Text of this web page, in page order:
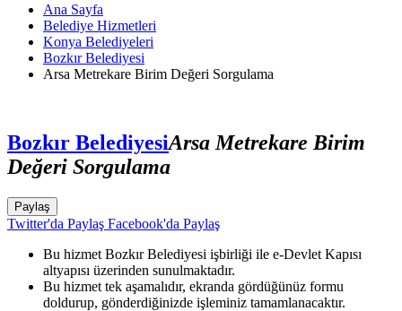
Ana Sayfa
Belediye Hizmetleri
Konya Belediyeleri
Bozkır Belediyesi
Arsa Metrekare Birim Değeri Sorgulama
Bozkır BelediyesiArsa Metrekare Birim
Değeri Sorgulama
Paylaş
Twitter'da Paylaş Facebook'da Paylaş
Bu hizmet Bozkır Belediyesi işbirliği ile e-Devlet Kapısı
altyapısı üzerinden sunulmaktadır.
Bu hizmet tek aşamalıdır, ekranda gördüğünüz formu
doldurup, gönderdiğinizde işleminiz tamamlanacaktır.